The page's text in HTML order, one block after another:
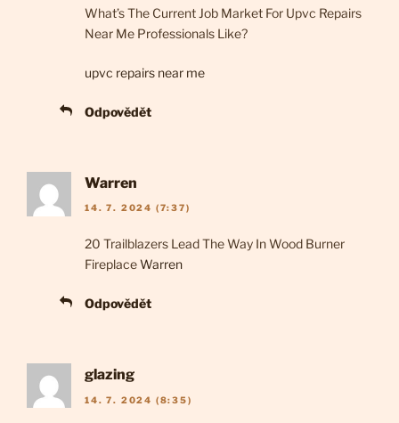
What’s The Current Job Market For Upvc Repairs
Near Me Professionals Like?
upvc repairs near me
Odpovědět
Warren
14. 7. 2024 (7:37)
20 Trailblazers Lead The Way In Wood Burner
FireplaceWarren
Odpovědět
glazing
14. 7. 2024 (8:35)